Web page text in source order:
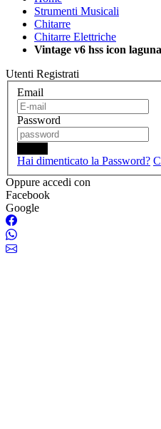
Strumenti Musicali
Chitarre
Chitarre Elettriche
Vintage v6 hss icon
Utenti Registrati
Email
Password
Hai dimenticato la Password?
Oppure accedi con
Facebook
Google